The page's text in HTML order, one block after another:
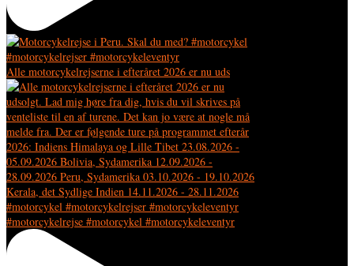
Alle motorcykelrejserne i efteråret 2026 er nu uds
#motorcykelrejse #motorcykel #motorcykeleventyr